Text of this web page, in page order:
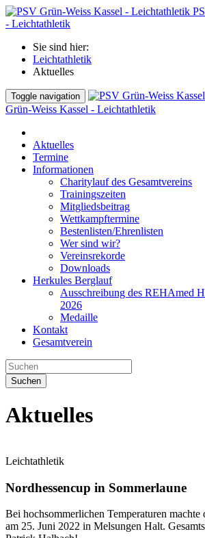
- Leichtathletik
Sie sind hier:
Leichtathletik
Aktuelles
Toggle navigation
Grün-Weiss Kassel - Leichtathletik
Aktuelles
Termine
Informationen
Charitylauf des Gesamtvereins
Trainingszeiten
Mitgliedsbeitrag
Wettkampftermine
Bestenlisten/Ehrenlisten
Wer sind wir?
Vereinsrekorde
Downloads
Herkules Berglauf
Ausschreibung des REHAmed
2026
Medaille
Kontakt
Gesamtverein
Suchen
Aktuelles
Leichtathletik
Nordhessencup in Sommerlaune
Bei hochsommerlichen Temperaturen machte
am 25. Juni 2022 in Melsungen Halt.